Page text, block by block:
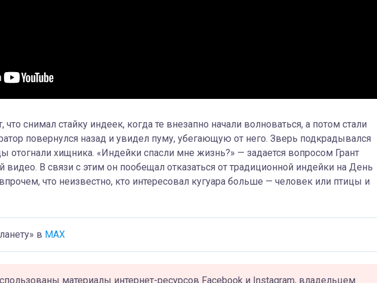
снимал стайку индеек, когда те внезапно начали волноваться, а потом стали
повернулся назад и увидел пуму, убегающую от него. Зверь подкрадывался
отогнали хищника. «Индейки спасли мне жизнь?» — задается вопросом Грант
В связи с этим он пообещал отказаться от традиционной индейки на День
что неизвестно, кто интересовал кугуара больше — человек или птицы и
в MAX
материалы интернет-ресурсов Facebook и Instagram, владельцем